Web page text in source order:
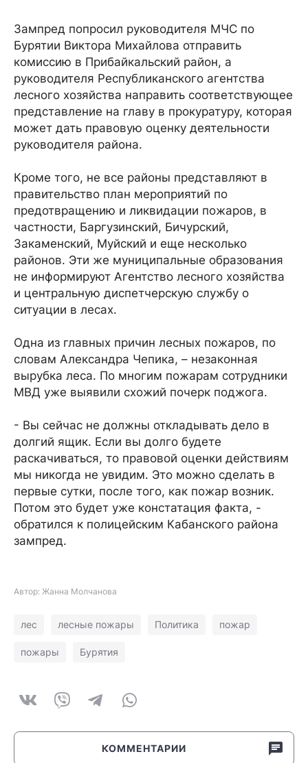
Зампред попросил руководителя МЧС по
Бурятии Виктора Михайлова отправить
комиссию в Прибайкальский район, а
руководителя Республиканского агентства
лесного хозяйства направить соответствующее
представление на главу в прокуратуру, которая
может дать правовую оценку деятельности
руководителя района.
Кроме того, не все районы представляют в
правительство план мероприятий по
предотвращению и ликвидации пожаров, в
частности, Баргузинский, Бичурский,
Закаменский, Муйский и еще несколько
районов. Эти же муниципальные образования
не информируют Агентство лесного хозяйства
и центральную диспетчерскую службу о
ситуации в лесах.
Одна из главных причин лесных пожаров, по
словам Александра Чепика, – незаконная
вырубка леса. По многим пожарам сотрудники
МВД уже выявили схожий почерк поджога.
- Вы сейчас не должны откладывать дело в
долгий ящик. Если вы долго будете
раскачиваться, то правовой оценки действиям
мы никогда не увидим. Это можно сделать в
первые сутки, после того, как пожар возник.
Потом это будет уже констатация факта, -
обратился к полицейским Кабанского района
зампред.
Автор: Жанна Молчанова
лес лесные пожары Политика пожар
пожары Бурятия
КОММЕНТАРИИ